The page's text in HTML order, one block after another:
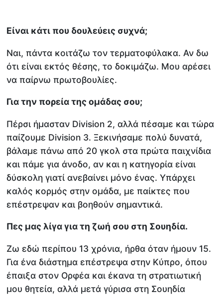
Είναι κάτι που δουλεύεις συχνά;
Ναι, πάντα κοιτάζω τον τερματοφύλακα. Αν δω
ότι είναι εκτός θέσης, το δοκιμάζω. Μου αρέσει
να παίρνω πρωτοβουλίες.
Για την πορεία της ομάδας σου;
Πέρσι ήμασταν Division 2, αλλά πέσαμε και τώρα
παίζουμε Division 3. Ξεκινήσαμε πολύ δυνατά,
βάλαμε πάνω από 20 γκολ στα πρώτα παιχνίδια
και πάμε για άνοδο, αν και η κατηγορία είναι
δύσκολη γιατί ανεβαίνει μόνο ένας. Υπάρχει
καλός κορμός στην ομάδα, με παίκτες που
επέστρεψαν και βοηθούν σημαντικά.
Πες μας λίγα για τη ζωή σου στη Σουηδία.
Ζω εδώ περίπου 13 χρόνια, ήρθα όταν ήμουν 15.
Για ένα διάστημα επέστρεψα στην Κύπρο, όπου
έπαιξα στον Ορφέα και έκανα τη στρατιωτική
μου θητεία, αλλά μετά γύρισα στη Σουηδία